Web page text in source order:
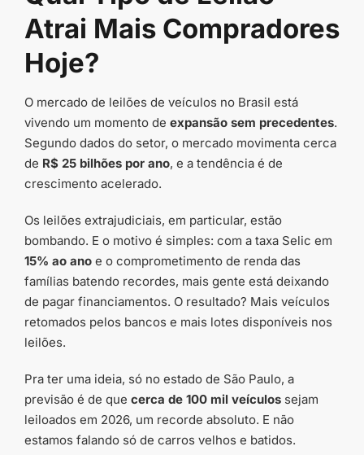
Atrai Mais Compradores
Hoje?
O mercado de leilões de veículos no Brasil está
vivendo um momento de expansão sem precedentes.
Segundo dados do setor, o mercado movimenta cerca
de R$ 25 bilhões por ano, e a tendência é de
crescimento acelerado.
Os leilões extrajudiciais, em particular, estão
bombando. E o motivo é simples: com a taxa Selic em
15% ao ano e o comprometimento de renda das
famílias batendo recordes, mais gente está deixando
de pagar financiamentos. O resultado? Mais veículos
retomados pelos bancos e mais lotes disponíveis nos
leilões.
Pra ter uma ideia, só no estado de São Paulo, a
previsão é de que cerca de 100 mil veículos sejam
leiloados em 2026, um recorde absoluto. E não
estamos falando só de carros velhos e batidos.